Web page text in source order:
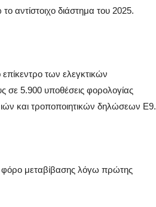
αντίστοιχο διάστημα του 2025.
επίκεντρο των ελεγκτικών
σε 5.900 υποθέσεις φορολογίας
και τροποποιητικών δηλώσεων Ε9.
φόρο μεταβίβασης λόγω πρώτης